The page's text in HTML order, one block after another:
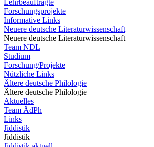
Lehrbeauftragte
Forschungsprojekte
Informative Links
Neuere deutsche Literaturwissenschaft
Neuere deutsche Literaturwissenschaft
Team NDL
Studium
Forschung/Projekte
Nützliche Links
Ältere deutsche Philologie
Ältere deutsche Philologie
Aktuelles
Team ÄdPh
Links
Jiddistik
Jiddistik